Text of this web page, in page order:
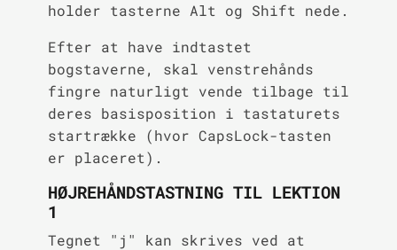
holder tasterne Alt og Shift nede.
Efter at have indtastet
bogstaverne, skal venstrehånds
fingre naturligt vende tilbage til
deres basisposition i tastaturets
startrække (hvor CapsLock-tasten
er placeret).
HØJREHÅNDSTASTNING TIL LEKTION
1
Tegnet "j" kan skrives ved at